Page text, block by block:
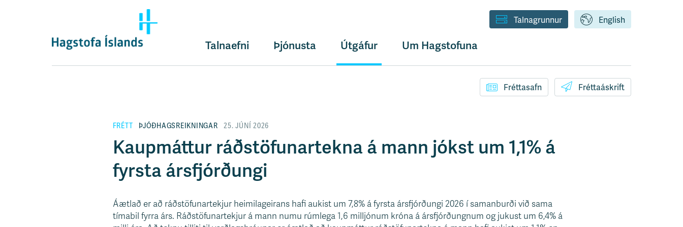
English
Talnagrunnur
Talnaefni Þjónusta Útgáfur Um Hagstofuna
Fréttasafn Fréttaáskrift
FRÉTT ÞJÓÐHAGSREIKNINGAR 25. JÚNÍ 2026
Kaupmáttur ráðstöfunartekna á mann jókst um 1,1% á
fyrsta ársfjórðungi
Áætlað er að ráðstöfunartekjur heimilageirans hafi aukist um 7,8% á fyrsta ársfjórðungi 2026 í samanburði við sama
tímabil fyrra árs. Ráðstöfunartekjur á mann numu rúmlega 1,6 milljónum króna á ársfjórðungnum og jukust um 6,4% á